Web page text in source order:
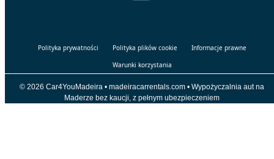
Polityka prywatności Polityka plików cookie
Informacje prawne
Warunki korzystania
© 2026 Car4YouMadeira • madeiracarrentals.com • Wypożyczalnia aut na
Maderze bez kaucji, z pełnym ubezpieczeniem